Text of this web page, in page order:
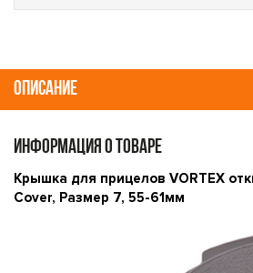
ОПИСАНИЕ
ИНФОРМАЦИЯ О ТОВАРЕ
Крышка для прицелов VORTEX
Cover, Размер 7, 55-61мм